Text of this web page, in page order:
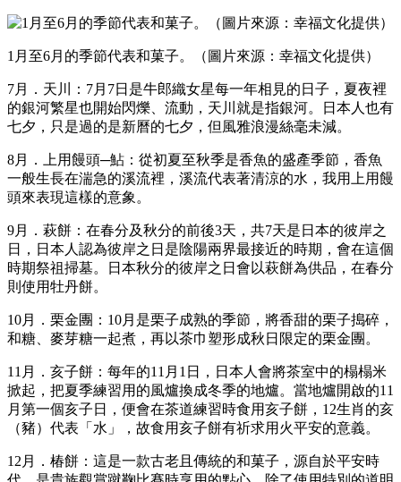
1月至6月的季節代表和菓子。（圖片來源：幸福文化提供）
7月．天川：7月7日是牛郎織女星每一年相見的日子，夏夜裡
的銀河繁星也開始閃爍、流動，天川就是指銀河。日本人也有
七夕，只是過的是新曆的七夕，但風雅浪漫絲毫未減。
8月．上用饅頭─鮎：從初夏至秋季是香魚的盛產季節，香魚
一般生長在湍急的溪流裡，溪流代表著清涼的水，我用上用饅
頭來表現這樣的意象。
9月．萩餅：在春分及秋分的前後3天，共7天是日本的彼岸之
日，日本人認為彼岸之日是陰陽兩界最接近的時期，會在這個
時期祭祖掃墓。日本秋分的彼岸之日會以萩餅為供品，在春分
則使用牡丹餅。
10月．栗金團：10月是栗子成熟的季節，將香甜的栗子搗碎，
和糖、麥芽糖一起煮，再以茶巾塑形成秋日限定的栗金團。
11月．亥子餅：每年的11月1日，日本人會將茶室中的榻榻米
掀起，把夏季練習用的風爐換成冬季的地爐。當地爐開啟的11
月第一個亥子日，便會在茶道練習時食用亥子餅，12生肖的亥
（豬）代表「水」，故食用亥子餅有祈求用火平安的意義。
12月．椿餅：這是一款古老且傳統的和菓子，源自於平安時